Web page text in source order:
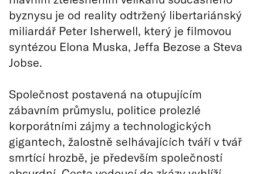
byznysu je od reality odtržený libertariánský
miliardář Peter Isherwell, který je filmovou
syntézou Elona Muska, Jeffa Bezose a Steva
Jobse.
Společnost postavená na otupujícím
zábavním průmyslu, politice prolezlé
korporátními zájmy a technologických
gigantech, žalostně selhávajících tváří v tvář
smrtící hrozbě, je především společností